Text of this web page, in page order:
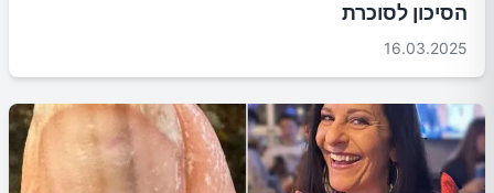
הסיכון לסוכרת
16.03.2025